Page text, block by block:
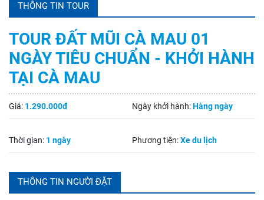
THÔNG TIN TOUR
TOUR ĐẤT MŨI CÀ MAU 01
NGÀY TIÊU CHUẨN - KHỞI HÀNH
TẠI CÀ MAU
Giá: 1.290.000đ Ngày khởi hành:Hàng ngày
Thời gian: 1 ngày Phương tiện:Xe du lịch
THÔNG TIN NGƯỜI ĐẶT